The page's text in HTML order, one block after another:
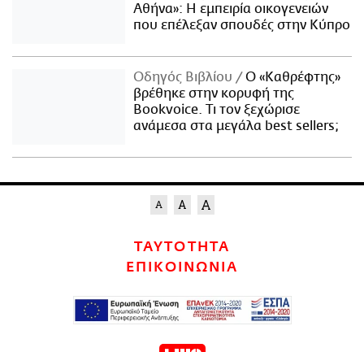
Αθήνα»: Η εμπειρία οικογενειών
που επέλεξαν σπουδές στην Κύπρο
Οδηγός Βιβλίου
Ο «Καθρέφτης»
βρέθηκε στην κορυφή της
Bookvoice. Τι τον ξεχώρισε
ανάμεσα στα μεγάλα best sellers;
ΤΑΥΤΟΤΗΤΑ
ΕΠΙΚΟΙΝΩΝΙΑ